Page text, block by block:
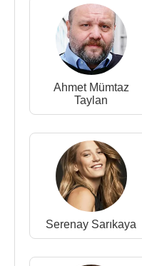
Ahmet Mümtaz
Taylan
Serenay Sarıkaya